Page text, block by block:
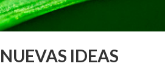
NUEVAS IDEAS